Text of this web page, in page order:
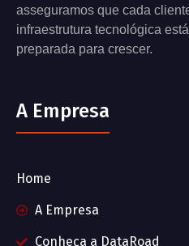
asseguramos que cada
infraestrutura tecnológica
preparada para crescer.
A Empresa
Home
A Empresa
Conheça a DataRoad